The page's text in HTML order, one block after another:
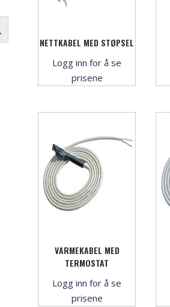
NETTKABEL MED STØPSEL
Logg inn for å se
prisene
VARMEKABEL MED
TERMOSTAT
Logg inn for å se
prisene